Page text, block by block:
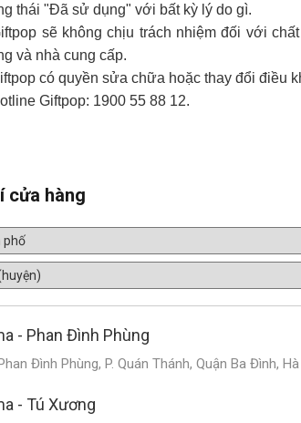
thái "Đã sử dụng" với bất kỳ lý do gì.
sẽ không chịu trách nhiệm đối với
và nhà cung cấp.
có quyền sửa chữa hoặc thay đổi điều
Giftpop: 1900 55 88 12.
cửa hàng
- Phan Đình Phùng
Đình Phùng, P. Quán Thánh, Quận Ba Đình,
- Tú Xương